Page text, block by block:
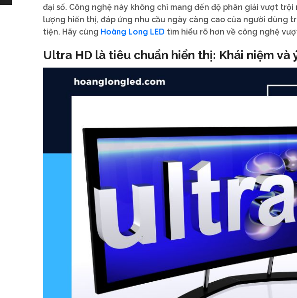
đại số. Công nghệ này không chỉ mang đến độ phân giải vượt
lượng hiển thị, đáp ứng nhu cầu ngày càng cao của người dùng
tiện. Hãy cùng Hoàng Long LED tìm hiểu rõ hơn về công nghệ
Ultra HD là tiêu chuẩn hiển thị: Khái niệm và